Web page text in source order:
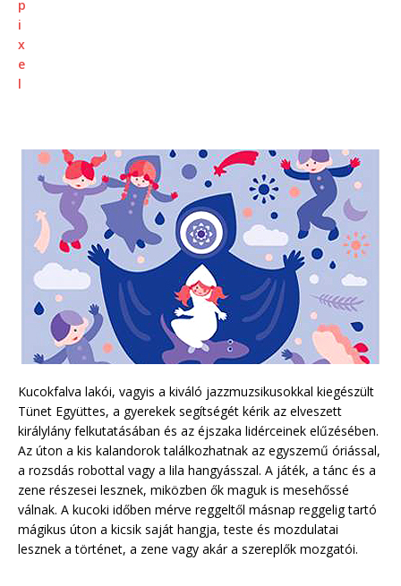
Kucokfalva lakói, vagyis a kiváló jazzmuzsikusokkal kiegészült
Tünet Együttes, a gyerekek segítségét kérik az elveszett
királylány felkutatásában és az éjszaka lidérceinek elűzésében.
Az úton a kis kalandorok találkozhatnak az egyszemű óriással,
a rozsdás robottal vagy a lila hangyásszal. A játék, a tánc és a
zene részesei lesznek, miközben ők maguk is mesehőssé
válnak. A kucoki időben mérve reggeltől másnap reggelig tartó
mágikus úton a kicsik saját hangja, teste és mozdulatai
lesznek a történet, a zene vagy akár a szereplők mozgatói.